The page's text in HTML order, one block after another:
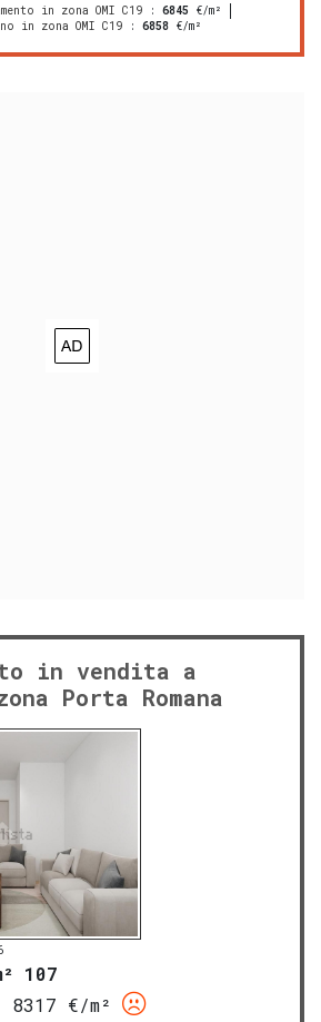
in zona OMI C19 : 6845 €/m²
in zona OMI C19 : 6858 €/m²
in vendita a
Porta Romana
107
8317 €/m²